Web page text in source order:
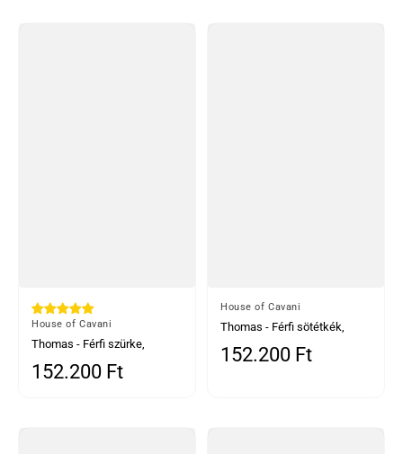
Által
House of Cavani
Thomas - Férfi szürke,
háromrészes gyapjúkeverék
tweed öltöny
Normál ár
152.200 Ft
Által
House of Cavani
Thomas - Férfi sötétkék,
háromrészes gyapjúkeverék
tweed öltöny
Normál ár
152.200 Ft